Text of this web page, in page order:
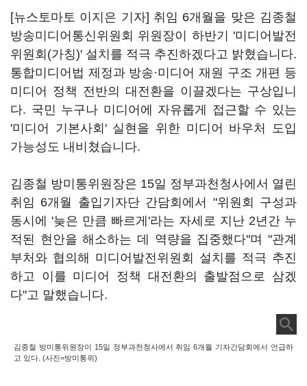
[뉴스토마토 이지은 기자] 취임 6개월을 맞은 김종철
방송미디어통신위원회 위원장이 하반기 '미디어발전
위원회(가칭)' 설치를 적극 추진하겠다고 밝혔습니다.
통합미디어법 제정과 방송·미디어 재원 구조 개편 등
미디어 정책 전반의 대전환을 이끌겠다는 구상입니
다. 국민 누구나 미디어에 자유롭게 접근할 수 있는
'미디어 기본사회' 실현을 위한 미디어 바우처 도입
가능성도 내비쳤습니다.
김종철 방미통위원장은 15일 정부과천청사에서 열린
취임 6개월 출입기자단 간담회에서 "위원회 구성과
동시에 '늦은 만큼 빠르게'라는 자세로 지난 2년간 누
적된 현안을 해소하는 데 역량을 집중했다"며 "관계
부처와 협의해 미디어발전위원회 설치를 적극 추진
하고 이를 미디어 정책 대전환의 출발점으로 삼겠
다"고 말했습니다.
김종철 방미통위원장이 15일 정부과천청사에서 취임 6개월 기자간담회에서 언급하
고 있다. (사진=방미통위)